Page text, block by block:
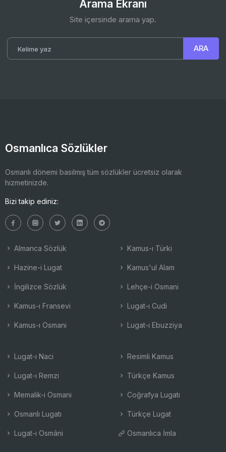
Arama Ekranı
Site içersinde arama yap.
Osmanlıca Sözlükler
Osmanlı dönemi basılmış tüm sözlükler ücretsiz olarak
hizmetinizde.
Bizi takip ediniz:
Almanca Sözlük
Hazine-i Lugat
İngilizce Sözlük
Kamus-ı Fransevi
Kamus-ı Osmani
Kamus-ı Türki
Kamus'ul Alam
Lehçe-i Osmani
Lugat-ı Cudi
Lugat-ı Ebuzziya
Lugat-ı Naci
Lugat-ı Remzi
Memalik-i Osmani
Osmanlı Lugatı
Lugat-ı Osmâni
Resimli Kamus
Türkçe Kamus
Coğrafya Lugatı
Türkçe Lugat
Osmanlıca İmla